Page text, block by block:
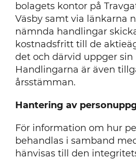
bolagets kontor på
Väsby samt via länkarna
nämnda handlingar
kostnadsfritt till de
det och därvid uppger sin
Handlingarna är även
årsstämman.
Hantering av
För information om hur
behandlas i samband
hänvisas till den